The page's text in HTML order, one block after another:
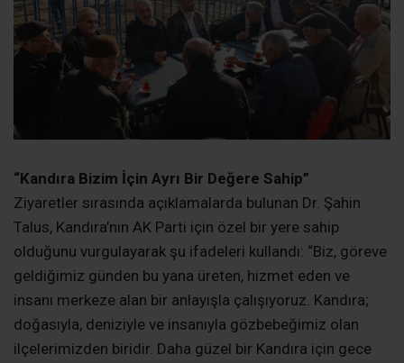
“Kandıra Bizim İçin Ayrı Bir Değere Sahip”
Ziyaretler sırasında açıklamalarda bulunan Dr. Şahin
Talus, Kandıra’nın AK Parti için özel bir yere sahip
olduğunu vurgulayarak şu ifadeleri kullandı: “Biz, göreve
geldiğimiz günden bu yana üreten, hizmet eden ve
insanı merkeze alan bir anlayışla çalışıyoruz. Kandıra;
doğasıyla, deniziyle ve insanıyla gözbebeğimiz olan
ilçelerimizden biridir. Daha güzel bir Kandıra için gece